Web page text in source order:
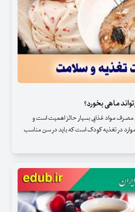
ماهی بخورد؟
مواد غذایی بسیار حائز اهمیت است و
در تغذیه کودک است که باید در سن مناسب